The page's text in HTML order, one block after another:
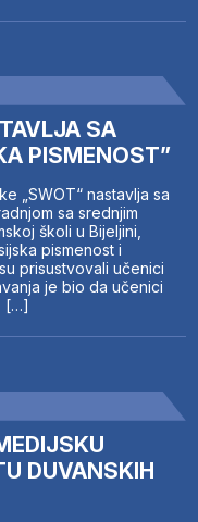
SA
PISMENOST”
„SWOT“ nastavlja sa
sa srednjim
školi u Bijeljini,
pismenost i
prisustvovali učenici
je bio da učenici
[…]
DUVANSKIH